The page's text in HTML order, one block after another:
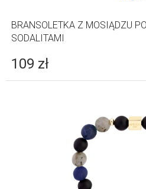
BRANSOLETKA Z MOSIĄDZU
SODALITAMI
109 zł